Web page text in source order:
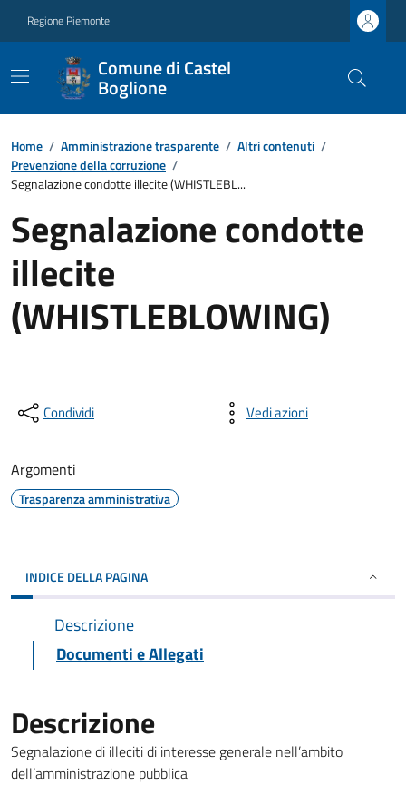
Regione Piemonte
Comune di Castel
Boglione
Home / Amministrazione trasparente / Altri contenuti /
Prevenzione della corruzione /
Segnalazione condotte illecite (WHISTLEBL...
Segnalazione condotte
illecite
(WHISTLEBLOWING)
Condividi Vedi azioni
Argomenti
Trasparenza amministrativa
INDICE DELLA PAGINA
Descrizione
Documenti e Allegati
Descrizione
Segnalazione di illeciti di interesse generale nell’ambito
dell’amministrazione pubblica